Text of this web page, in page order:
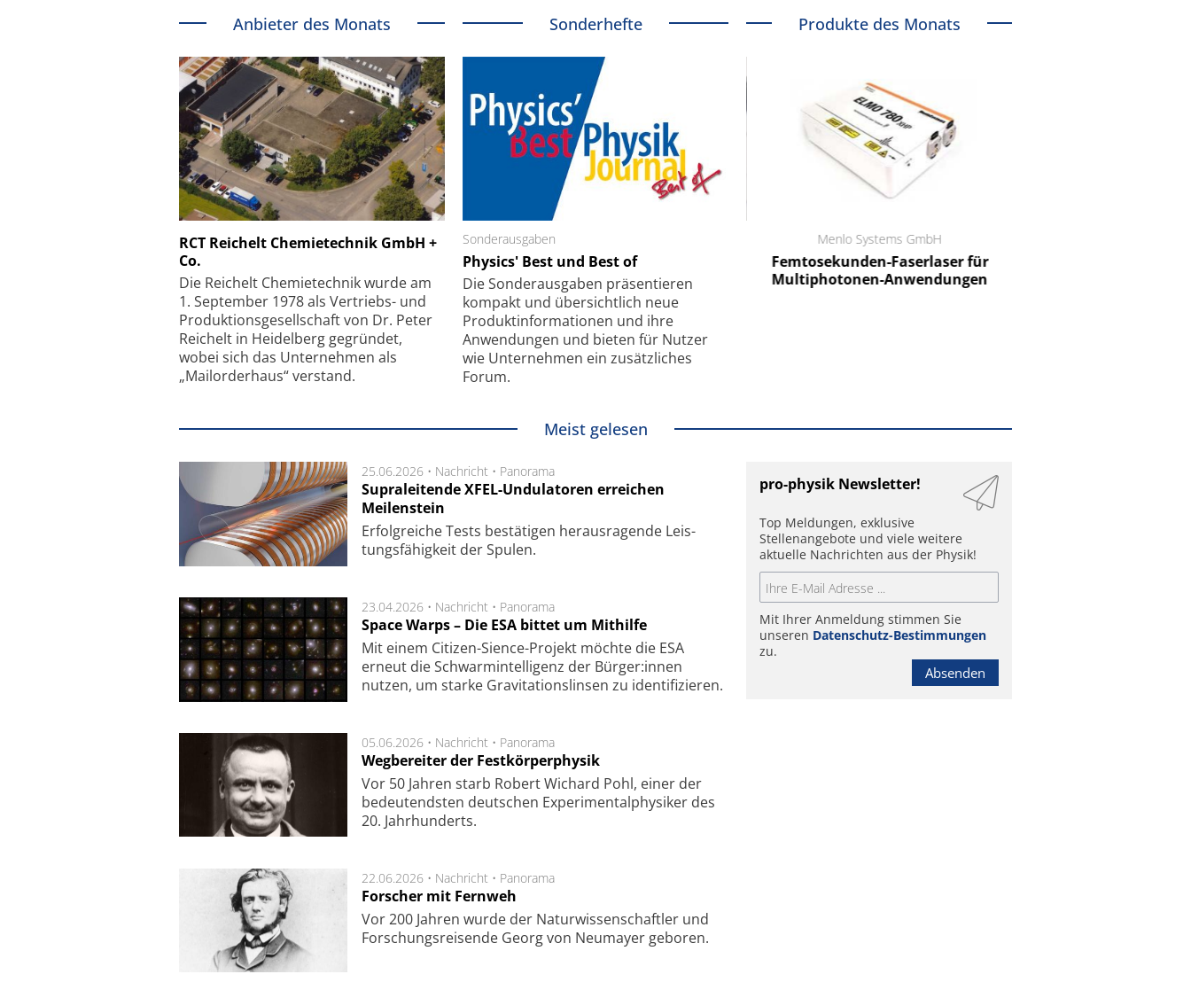
Anbieter des Monats
RCT Reichelt Chemietechnik GmbH +
Co.
Die Reichelt Chemietechnik wurde am
1. September 1978 als Vertriebs- und
Produktionsgesellschaft von Dr. Peter
Reichelt in Heidelberg gegründet,
wobei sich das Unternehmen als
„Mailorderhaus“ verstand.
Sonderhefte
Sonderausgaben
Physics' Best und Best of
Die Sonder­ausgaben präsentieren
kompakt und übersichtlich neue
Produkt­informationen und ihre
Anwendungen und bieten für Nutzer
wie Unternehmen ein zusätzliches
Forum.
Produkte des Monats
Schäfter + Kirchhoff GmbH
Feinfokussierungsmechanismus
Elektronenmikroskopie auf
kleinstem Raum
Menlo Systems GmbH
Femtosekunden-Faserlaser für
Multiphotonen-Anwendungen
Meist gelesen
25.06.2026 • Nachricht • Panorama
Supraleitende XFEL-Undulatoren erreichen
Meilenstein
Er­folg­rei­che Tests be­stä­ti­gen he­raus­ra­gen­de Leis­
tungs­fä­hig­keit der Spu­len.
23.04.2026 • Nachricht • Panorama
Space Warps – Die ESA bittet um Mithilfe
Mit einem Citizen-Sience-Projekt möchte die ESA
erneut die Schwarmintelligenz der Bürger:innen
nutzen, um starke Gravitationslinsen zu identifizieren.
05.06.2026 • Nachricht • Panorama
Wegbereiter der Festkörperphysik
Vor 50 Jahren starb Robert Wichard Pohl, einer der
bedeutendsten deutschen Experimentalphysiker des
20. Jahrhunderts.
22.06.2026 • Nachricht • Panorama
Forscher mit Fernweh
Vor 200 Jahren wurde der Naturwissenschaftler und
Forschungsreisende Georg von Neumayer geboren.
pro-physik Newsletter!
Top Meldungen, exklusive
Stellenangebote und viele weitere
aktuelle Nachrichten aus der Physik!
Mit Ihrer Anmeldung stimmen Sie
unseren Datenschutz-Bestimmungen
zu.
Absenden